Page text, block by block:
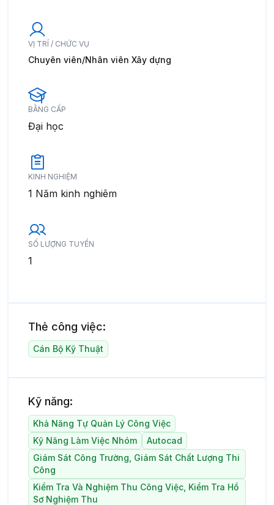
VỊ TRÍ / CHỨC VỤ
Chuyên viên/Nhân viên Xây dựng
BẰNG CẤP
Đại học
KINH NGHIỆM
1 Năm kinh nghiêm
SỐ LƯỢNG TUYỂN
1
Thẻ công việc:
Cán Bộ Kỹ Thuật
Kỹ năng:
Khả Năng Tự Quản Lý Công Việc
Kỹ Năng Làm Việc Nhóm
Autocad
Giám Sát Công Trường, Giám Sát Chất Lượng Thi
Công
Kiểm Tra Và Nghiệm Thu Công Việc, Kiểm Tra Hồ
Sơ Nghiệm Thu